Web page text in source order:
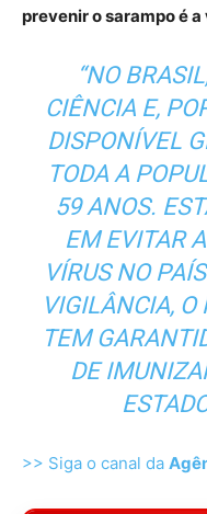
prevenir o sarampo é
“NO
CIÊNCIA E,
DISPONÍVEL
TODA A
59 ANOS.
EM EVITAR
VÍRUS NO
VIGILÂNCIA, O
TEM
DE
>> Siga o canal da